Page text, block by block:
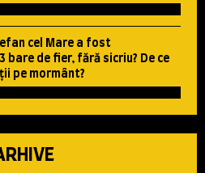
cel Mare a fost
bare de fier, fără sicriu? De ce
pe mormânt?